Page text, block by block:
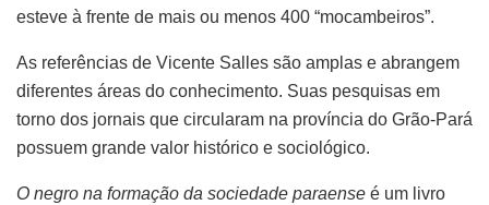
esteve à frente de mais ou menos 400 “mocambeiros”.
As referências de Vicente Salles são amplas e abrangem
diferentes áreas do conhecimento. Suas pesquisas em
torno dos jornais que circularam na província do Grão-Pará
possuem grande valor histórico e sociológico.
O negro na formação da sociedade paraense é um livro